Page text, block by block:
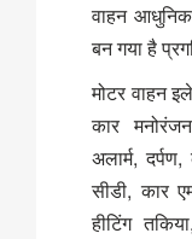
वाहन
बन गया है
मोटर वाहन
कार
अलार्म,
सीडी, कार
हीटिंग